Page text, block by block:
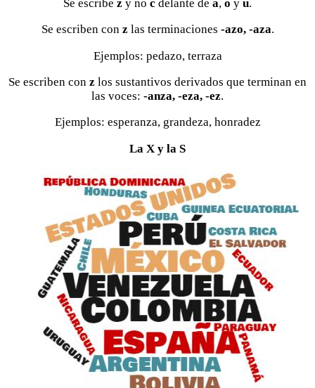
Se escribe z y no c delante de a, o y u.
Se escriben con zlas terminaciones -azo, -aza.
Ejemplos: pedazo, terraza
Se escriben con z los sustantivos derivados que terminan en
las voces: -anza, -eza, -ez.
Ejemplos: esperanza, grandeza, honradez
La X y la S